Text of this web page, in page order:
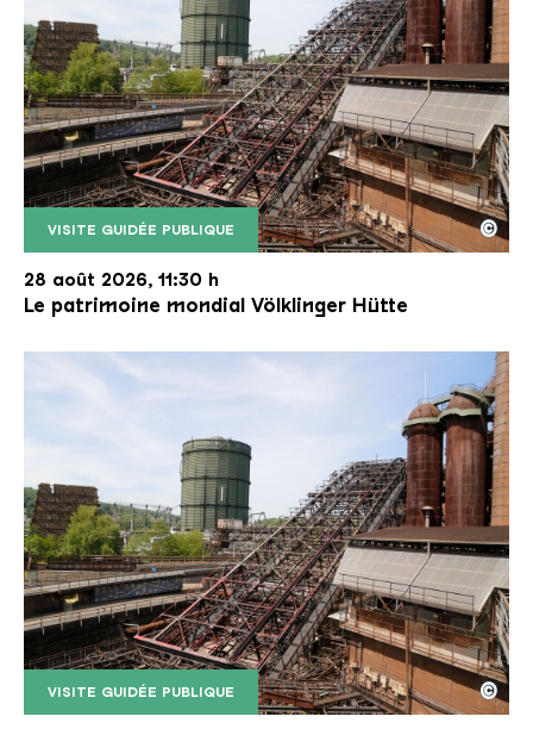
VISITE GUIDÉE PUBLIQUE
Le monte-charge incliné de la Völklinger Hütte
Copyright: Weltkulturerbe Völklinger Hütte | Karl
©
28 août 2026, 11:30 h
Le patrimoine mondial Völklinger Hütte
VISITE GUIDÉE PUBLIQUE
Le monte-charge incliné de la Völklinger Hütte
Copyright: Weltkulturerbe Völklinger Hütte | Karl
©